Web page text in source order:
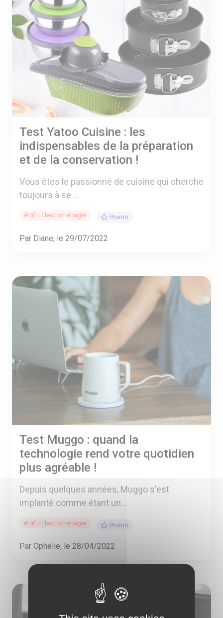
Test Yatoo Cuisine : les
indispensables de la préparation
et de la conservation !
Vous êtes le passionné de cuisine qui cherche
toujours à se ...
#Hifi | Electroménager Promo
Par Diane, le 29/07/2022
Test Muggo : quand la
technologie rend votre quotidien
plus agréable !
Depuis quelques années, Muggo s'est
implanté comme étant un...
#Hifi | Electroménager Promo
Par Ophelie, le 28/04/2022